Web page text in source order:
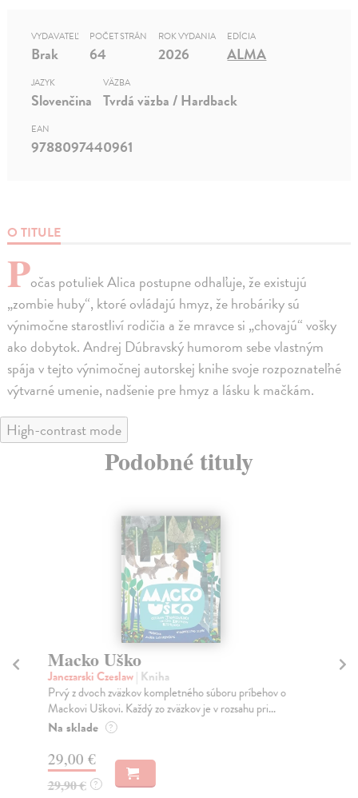
O TITULE
Počas potuliek Alica postupne odhaľuje, že existujú
„zombie huby“, ktoré ovládajú hmyz, že hrobáriky sú
výnimočne starostliví rodičia a že mravce si „chovajú“ vošky
ako dobytok. Andrej Dúbravský humorom sebe vlastným
spája v tejto výnimočnej autorskej knihe svoje rozpoznateľné
výtvarné umenie, nadšenie pre hmyz a lásku k mačkám.
VYDAVATEĽ
Brak
POČET STRÁN
64
ROK VYDANIA
2026
EDÍCIA
ALMA
JAZYK
Slovenčina
VÄZBA
Tvrdá väzba / Hardback
EAN
9788097440961
High-contrast mode
Podobné tituly
Macko Uško
Janczarski Czeslaw| Kniha
Prvý z dvoch zväzkov kompletného súboru príbehov o
Mackovi Uškovi. Každý zo zväzkov je v rozsahu pri...
Na sklade ?
29,00 €
29,90 € ?